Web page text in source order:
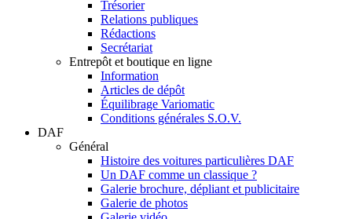
Trésorier
Relations publiques
Rédactions
Secrétariat
Entrepôt et boutique en ligne
Information
Articles de dépôt
Équilibrage Variomatic
Conditions générales S.O.V.
DAF
Général
Histoire des voitures particulières DAF
Un DAF comme un classique ?
Galerie brochure, dépliant et publicitaire
Galerie de photos